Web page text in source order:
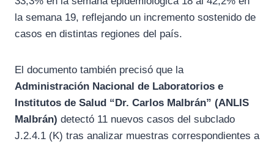
la semana 19, reflejando un incremento sostenido de
casos en distintas regiones del país.
El documento también precisó que la
Administración Nacional de Laboratorios e
Institutos de Salud “Dr. Carlos Malbrán” (ANLIS
Malbrán) detectó 11 nuevos casos del subclado
J.2.4.1 (K) tras analizar muestras correspondientes a